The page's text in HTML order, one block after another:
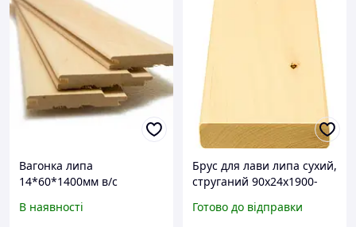
Вагонка липа
14*60*1400мм в/с
В наявності
Брус для лави липа сухий,
струганий 90х24х1900-
Готово до відправки